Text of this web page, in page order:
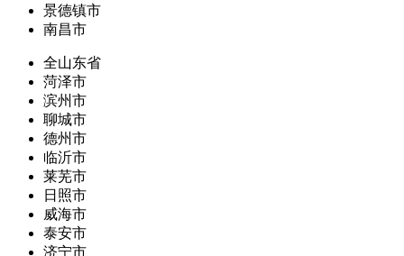
景德镇市
南昌市
全山东省
菏泽市
滨州市
聊城市
德州市
临沂市
莱芜市
日照市
威海市
泰安市
济宁市